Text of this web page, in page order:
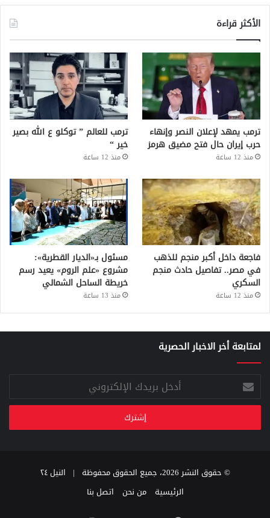
الأكثر قراءة
ترمب يمهد لإعلان النصر وإنهاء
حرب إيران حال فتح مضيق هرمز
منذ 12 ساعة
ترمب للعالم ” توكلو ع الله بصير
خير “
منذ 12 ساعة
فاجعة داخل أكبر منجم للذهب
في مصر.. تفاصيل حادث منجم
السكري
منذ 12 ساعة
مسئول بـ«الديار القطرية»:
مشروع «علم الروم» يعيد رسم
خريطة الساحل الشمالي
منذ 13 ساعة
لمتابعة أخر الاخبار الحصرية
أدخل
بريدك
الإلكتروني
© حقوق النشر 2026، جميع الحقوق محفوظة |
النيل ٢٤
الرئيسية
من نحن اتصل بنا